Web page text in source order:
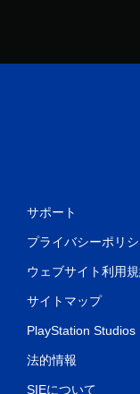
サポート
プライバシーポリ
ウェブサイト利用
サイトマップ
PlayStation Studios
法的情報
SIEについて